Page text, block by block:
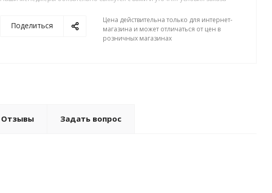
Поделиться
Цена действительна только для интернет-
магазина и может отличаться от цен в
розничных магазинах
Отзывы Задать вопрос